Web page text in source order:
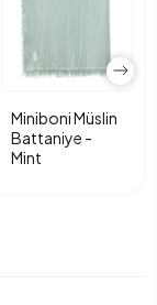
Miniboni Müslin
Battaniye -
Mint